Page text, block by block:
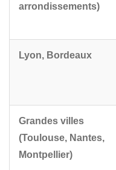
arrondissements)
Lyon, Bordeaux
Grandes villes
(Toulouse, Nantes,
Montpellier)